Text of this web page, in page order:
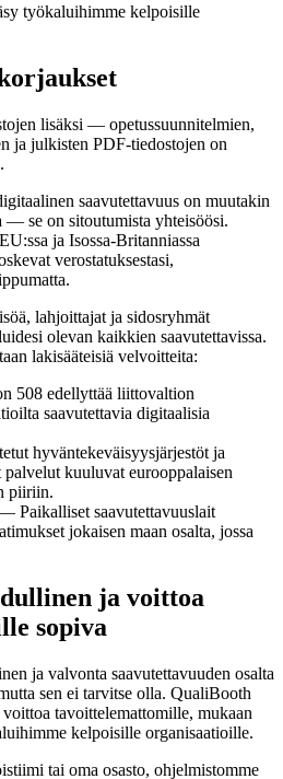
työkaluihimme kelpoisille
lisäksi — opetussuunnitelmien,
ja julkisten PDF-tiedostojen on
saavutettavuus on muutakin
— se on sitoutumista yhteisöösi.
ja Isossa-Britanniassa
verostatuksestasi,
lahjoittajat ja sidosryhmät
olevan kaikkien saavutettavissa.
lakisääteisiä velvoitteita:
508 edellyttää liittovaltion
saavutettavia digitaalisia
hyväntekeväisyysjärjestöt ja
kuuluvat eurooppalaisen
piiriin.
Paikalliset saavutettavuuslait
jokaisen maan osalta, jossa
ja voittoa
sopiva
ja valvonta saavutettavuuden osalta
sen ei tarvitse olla. QualiBooth
tavoittelemattomille, mukaan
kelpoisille organisaatioille.
tai oma osasto, ohjelmistomme